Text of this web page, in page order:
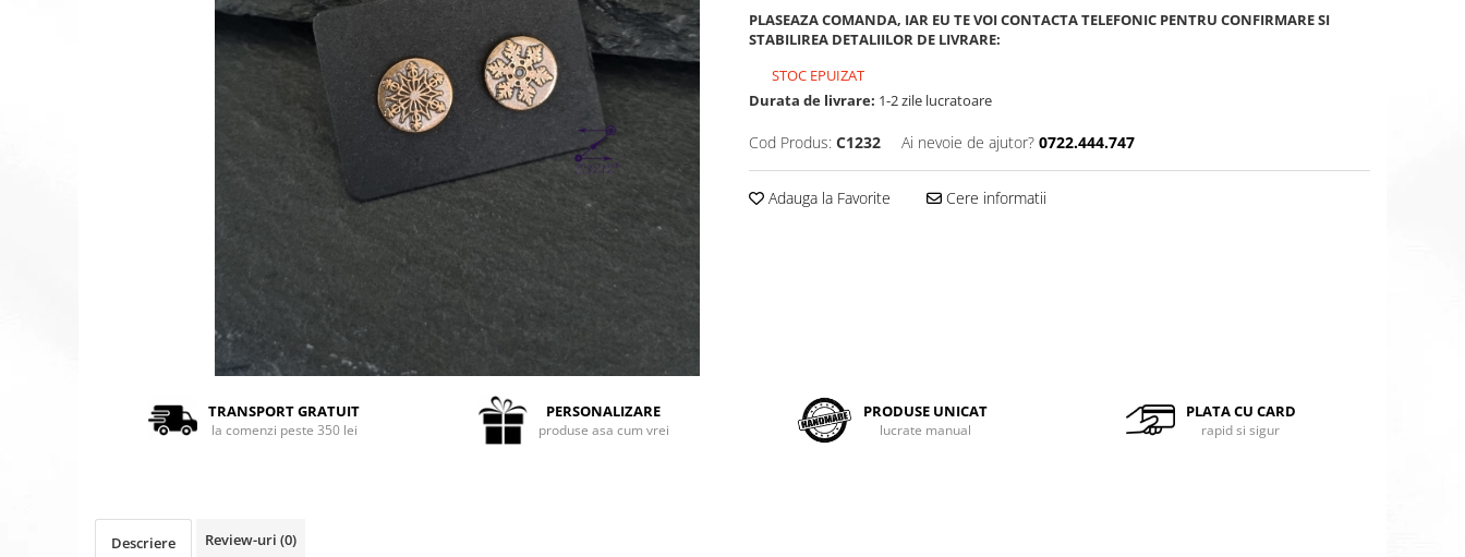
PLASEAZA COMANDA, IAR EU TE VOI CONTACTA TELEFONIC PENTRU CONFIRMARE SI
STABILIREA DETALIILOR DE LIVRARE:
STOC EPUIZAT
Durata de livrare: 1-2 zile lucratoare
Cod Produs: C1232 Ai nevoie de ajutor? 0722.444.747
Adauga la Favorite Cere informatii
TRANSPORT GRATUIT
la comenzi peste 350 lei
PERSONALIZARE
produse asa cum vrei
PRODUSE UNICAT
lucrate manual
PLATA CU CARD
rapid si sigur
Descriere Review-uri (0)